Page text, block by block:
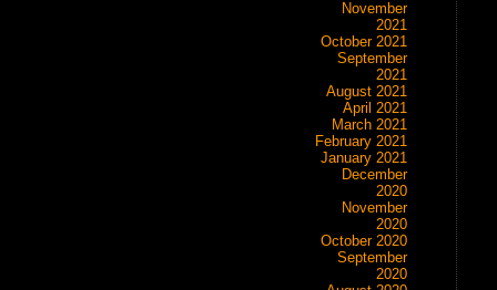
November
2021
October 2021
September
2021
August 2021
April 2021
March 2021
February 2021
January 2021
December
2020
November
2020
October 2020
September
2020